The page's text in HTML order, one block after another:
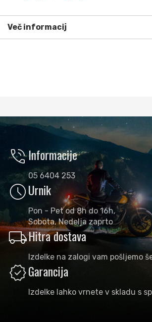
Več informacij
phone_in_talkInformacije
05 6404 253
scheduleUrnik
Pon - Pet od 8h do 16h,
Sobota, Nedelja zaprto
local_shippingHitra dostava
Izdelke na zalogi vam pošljemo
verifiedGarancija
Izdelke lahko vrnete v skladu s